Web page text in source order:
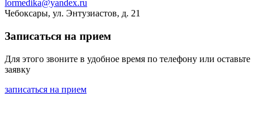
lormedika@yandex.ru
Чебоксары, ул. Энтузиастов, д. 21
Записаться на прием
Для этого звоните в удобное время по телефону или оставьте
заявку
записаться на прием